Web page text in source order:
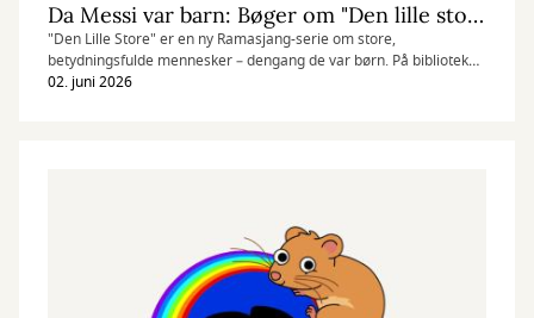
Da Messi var barn: Bøger om "Den lille store"
"Den Lille Store" er en ny Ramasjang-serie om store,
betydningsfulde mennesker – dengang de var børn. På biblioteket
har du mulighed for at dykke endnu længere ned i
02. juni 2026